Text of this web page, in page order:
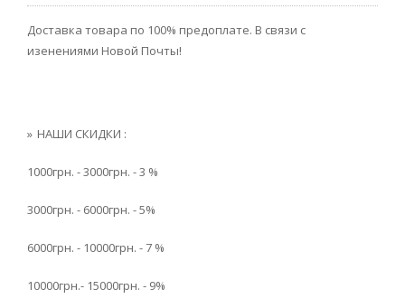
Доставка товара по 100% предоплате. В связи с
изенениями Новой Почты!
НАШИ СКИДКИ :
1000грн. - 3000грн. - 3 %
3000грн. - 6000грн. - 5%
6000грн. - 10000грн. - 7 %
10000грн.- 15000грн. - 9%